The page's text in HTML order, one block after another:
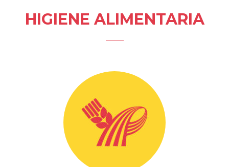
HIGIENE ALIMENTARIA